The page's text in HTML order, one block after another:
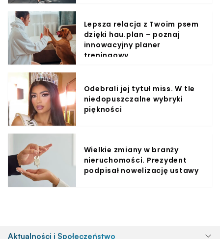
Lepsza relacja z Twoim psem
dzięki hau.plan – poznaj
innowacyjny planer
treningowy
Odebrali jej tytuł miss. W tle
niedopuszczalne wybryki
piękności
Wielkie zmiany w branży
nieruchomości. Prezydent
podpisał nowelizację ustawy
Aktualności i Społeczeństwo